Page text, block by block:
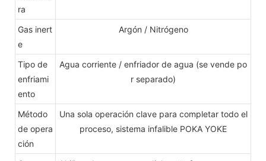
ra
Gas inert
e
Argón / Nitrógeno
Tipo de
enfriami
ento
Agua corriente / enfriador de agua (se vende po
r separado)
Método
de opera
ción
Una sola operación clave para completar todo el
proceso, sistema infalible POKA YOKE